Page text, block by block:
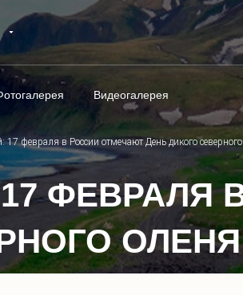
Видеогалерея
17 февраля в России отмечают День дикого
ОЛЕНЯ